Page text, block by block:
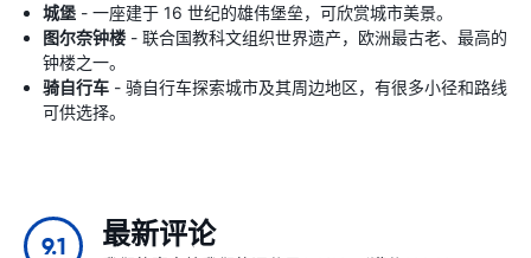
城堡 - 一座建于 16 世纪的雄伟堡垒，可欣赏城市美景。
图尔奈钟楼 - 联合国教科文组织世界遗产，欧洲最古老、最高的
钟楼之一。
骑自行车 - 骑自行车探索城市及其周边地区，有很多小径和路线
可供选择。
9.1 最新评论